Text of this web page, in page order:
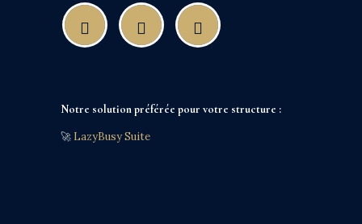
Notre solution préférée pour votre structure :
🚀 LazyBusy Suite